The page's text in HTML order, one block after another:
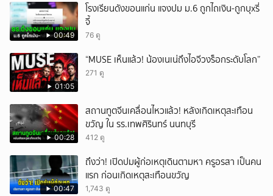
00:49
โรงเรียนดังขอนแก่น แจงปม ม.6 ถูกไถเงิน-ถูกบุxรี่
จี้
76 ดู
01:05
“MUSE เห็นแล้ว! น้องเนเน่ถึงไอจีวงร็อกระดับโลก”
271 ดู
00:28
สถานทูตจีนเคลื่อนไหวแล้ว! หลังเกิดเหตุสะเทือน
ขวัญ ใน รร.เทพศิรินทร์ นนทบุรี
412 ดู
00:47
ถึงว่า! เปิดปมผู้ก่อเหตุเดินตามหา ครูอรสา เป็นคน
แรก ก่อนเกิดเหตุสะเทือนขวัญ
1,743 ดู